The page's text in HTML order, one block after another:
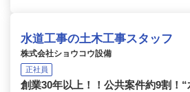
水道工事の土木工事スタッフ
株式会社ショウコウ設備
正社員
創業30年以上！！公共案件約9割！